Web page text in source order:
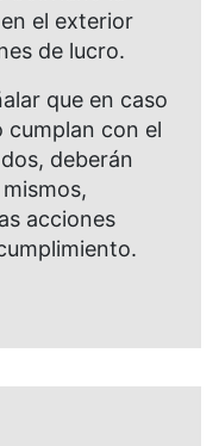
el exterior
de lucro.
que en caso
cumplan con el
deberán
acciones